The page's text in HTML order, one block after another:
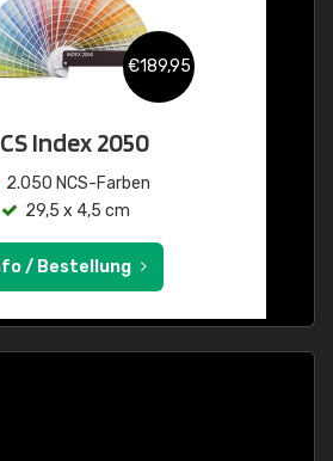
€189,95
Index 2050
2.050 NCS-Farben
29,5 x 4,5 cm
/ Bestellung